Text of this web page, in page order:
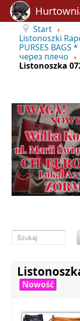
Start
Listonoszki
PURSES BAGS
через плечо
Listonoszka
Nowość